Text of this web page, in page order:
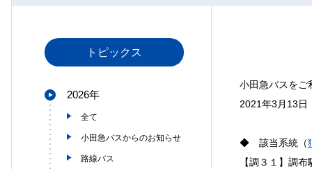
小田急バスをご
2021年3月13日
◆ 該当系統（
【調３１】調
トピックス
2026年
全て
小田急バスからのお知らせ
路線バス